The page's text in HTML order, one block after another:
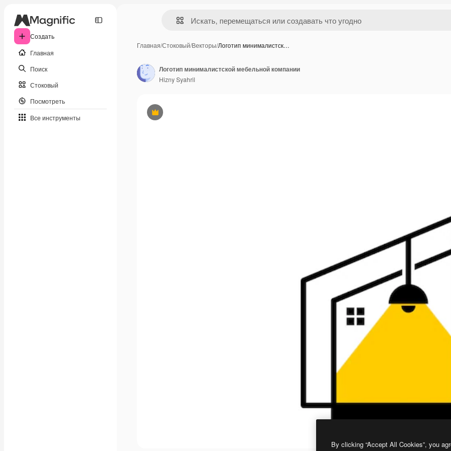
Создать
Главная
Поиск
Стоковый
Посмотреть
Все инструменты
Главная/Стоковый/Векторы/Логотип минималистск…
Премиум
Логотип минималистской мебельной компании
Hizny Syahril
By clicking “Accept All Cookies”, you